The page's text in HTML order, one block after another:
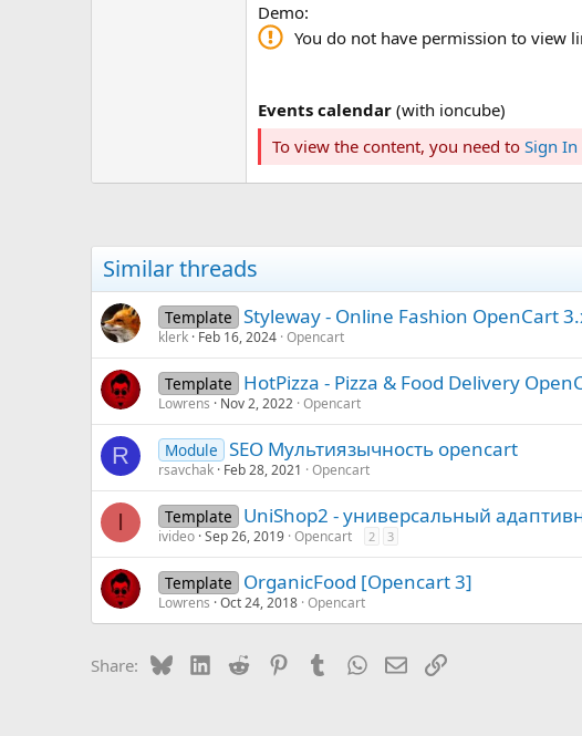
Demo:
You do not have permission to view
Events calendar (with ioncube)
To view the content, you need to Sign In
Similar threads
Template Styleway - Online Fashion OpenCart
klerk Feb 16, 2024 Opencart
Template HotPizza - Pizza & Food Delivery
Lowrens Nov 2, 2022 Opencart
R Module SEO Мультиязычность opencart
rsavchak Feb 28, 2021 Opencart
I Template UniShop2 - универсальный
ivideo Sep 26, 2019 Opencart 2 3
Template OrganicFood [Opencart 3]
Lowrens Oct 24, 2018 Opencart
Share: BlueskyLinkedIn
Reddit PinterestTumblrWhatsApp
EmailLink